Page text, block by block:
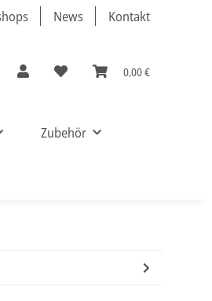
News Kontakt
0,00 €
Zubehör